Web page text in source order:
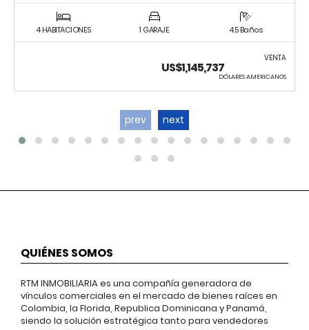
4 HABITACIONES 1 GARAJE 4.5 Baños
VENTA
US$1,145,737
DÓLARES AMERICANOS
prev next
QUIÉNES SOMOS
RTM INMOBILIARIA es una compañía generadora de
vínculos comerciales en el mercado de bienes raíces en
Colombia, la Florida, Republica Dominicana y Panamá,
siendo la solución estratégica tanto para vendedores